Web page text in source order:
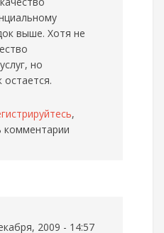
выше. Хотя не
но
,
комментарии
2009 - 14:57